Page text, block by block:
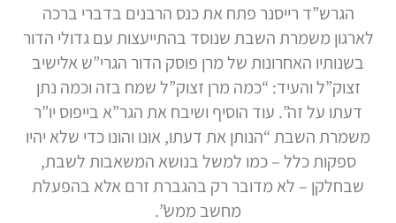
הגרש”ד רייסנר פתח את כנס הרבנים בדברי ברכה
לארגון משמרת השבת שנוסד בהתייעצות עם גדולי הדור
בשנותיו האחרונות של מרן פוסק הדור הגרי”ש אלישיב
זצוק”ל והעיד: “כמה מרן זצוק”ל שמח בזה וכמה נתן
דעתו על זה”. עוד הוסיף ושיבח את הגר”א בייפוס יו”ר
משמרת השבת “הנותן את דעתו, אונו והונו כדי שלא יהיו
ספקות כלל – כמו למשל בנושא המשאבות לשבת,
שבחלקן – לא מדובר רק בהגברת זרם אלא בהפעלת
מחשב ממש”.